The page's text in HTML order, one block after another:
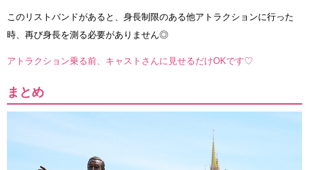
このリストバンドがあると、身長制限のある他アトラクションに行った
時、再び身長を測る必要がありません◎
アトラクション乗る前、キャストさんに見せるだけOKです♡
まとめ